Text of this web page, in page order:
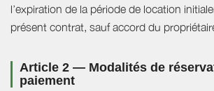
l’expiration de la période de location
présent contrat, sauf accord du
Article 2 — Modalités de
paiement